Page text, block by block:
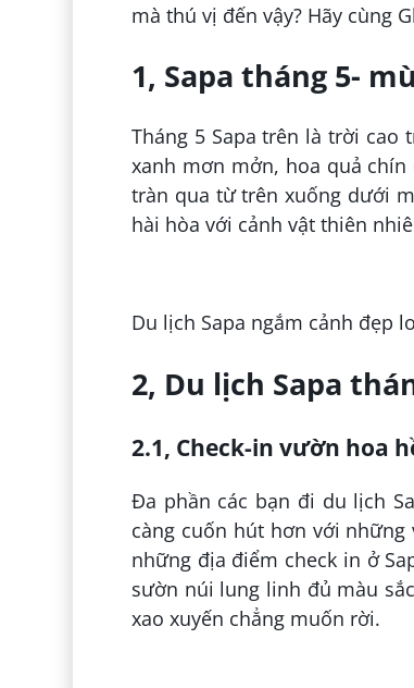
mà thú vị đến vậy? Hãy cùng
1, Sapa tháng 5-
Tháng 5 Sapa trên là trời cao
xanh mơn mởn, hoa quả
tràn qua từ trên xuống dưới
hài hòa với cảnh vật thiên
Du lịch Sapa ngắm cảnh đẹp
2, Du lịch Sapa
2.1, Check-in vườn hoa
Đa phần các bạn đi du lịch
càng cuốn hút hơn với
những địa điểm check in ở
sườn núi lung linh đủ màu
xao xuyến chẳng muốn rời.